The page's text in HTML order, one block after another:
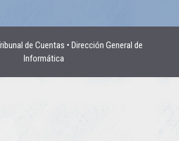
de Cuentas • Dirección General de
Informática